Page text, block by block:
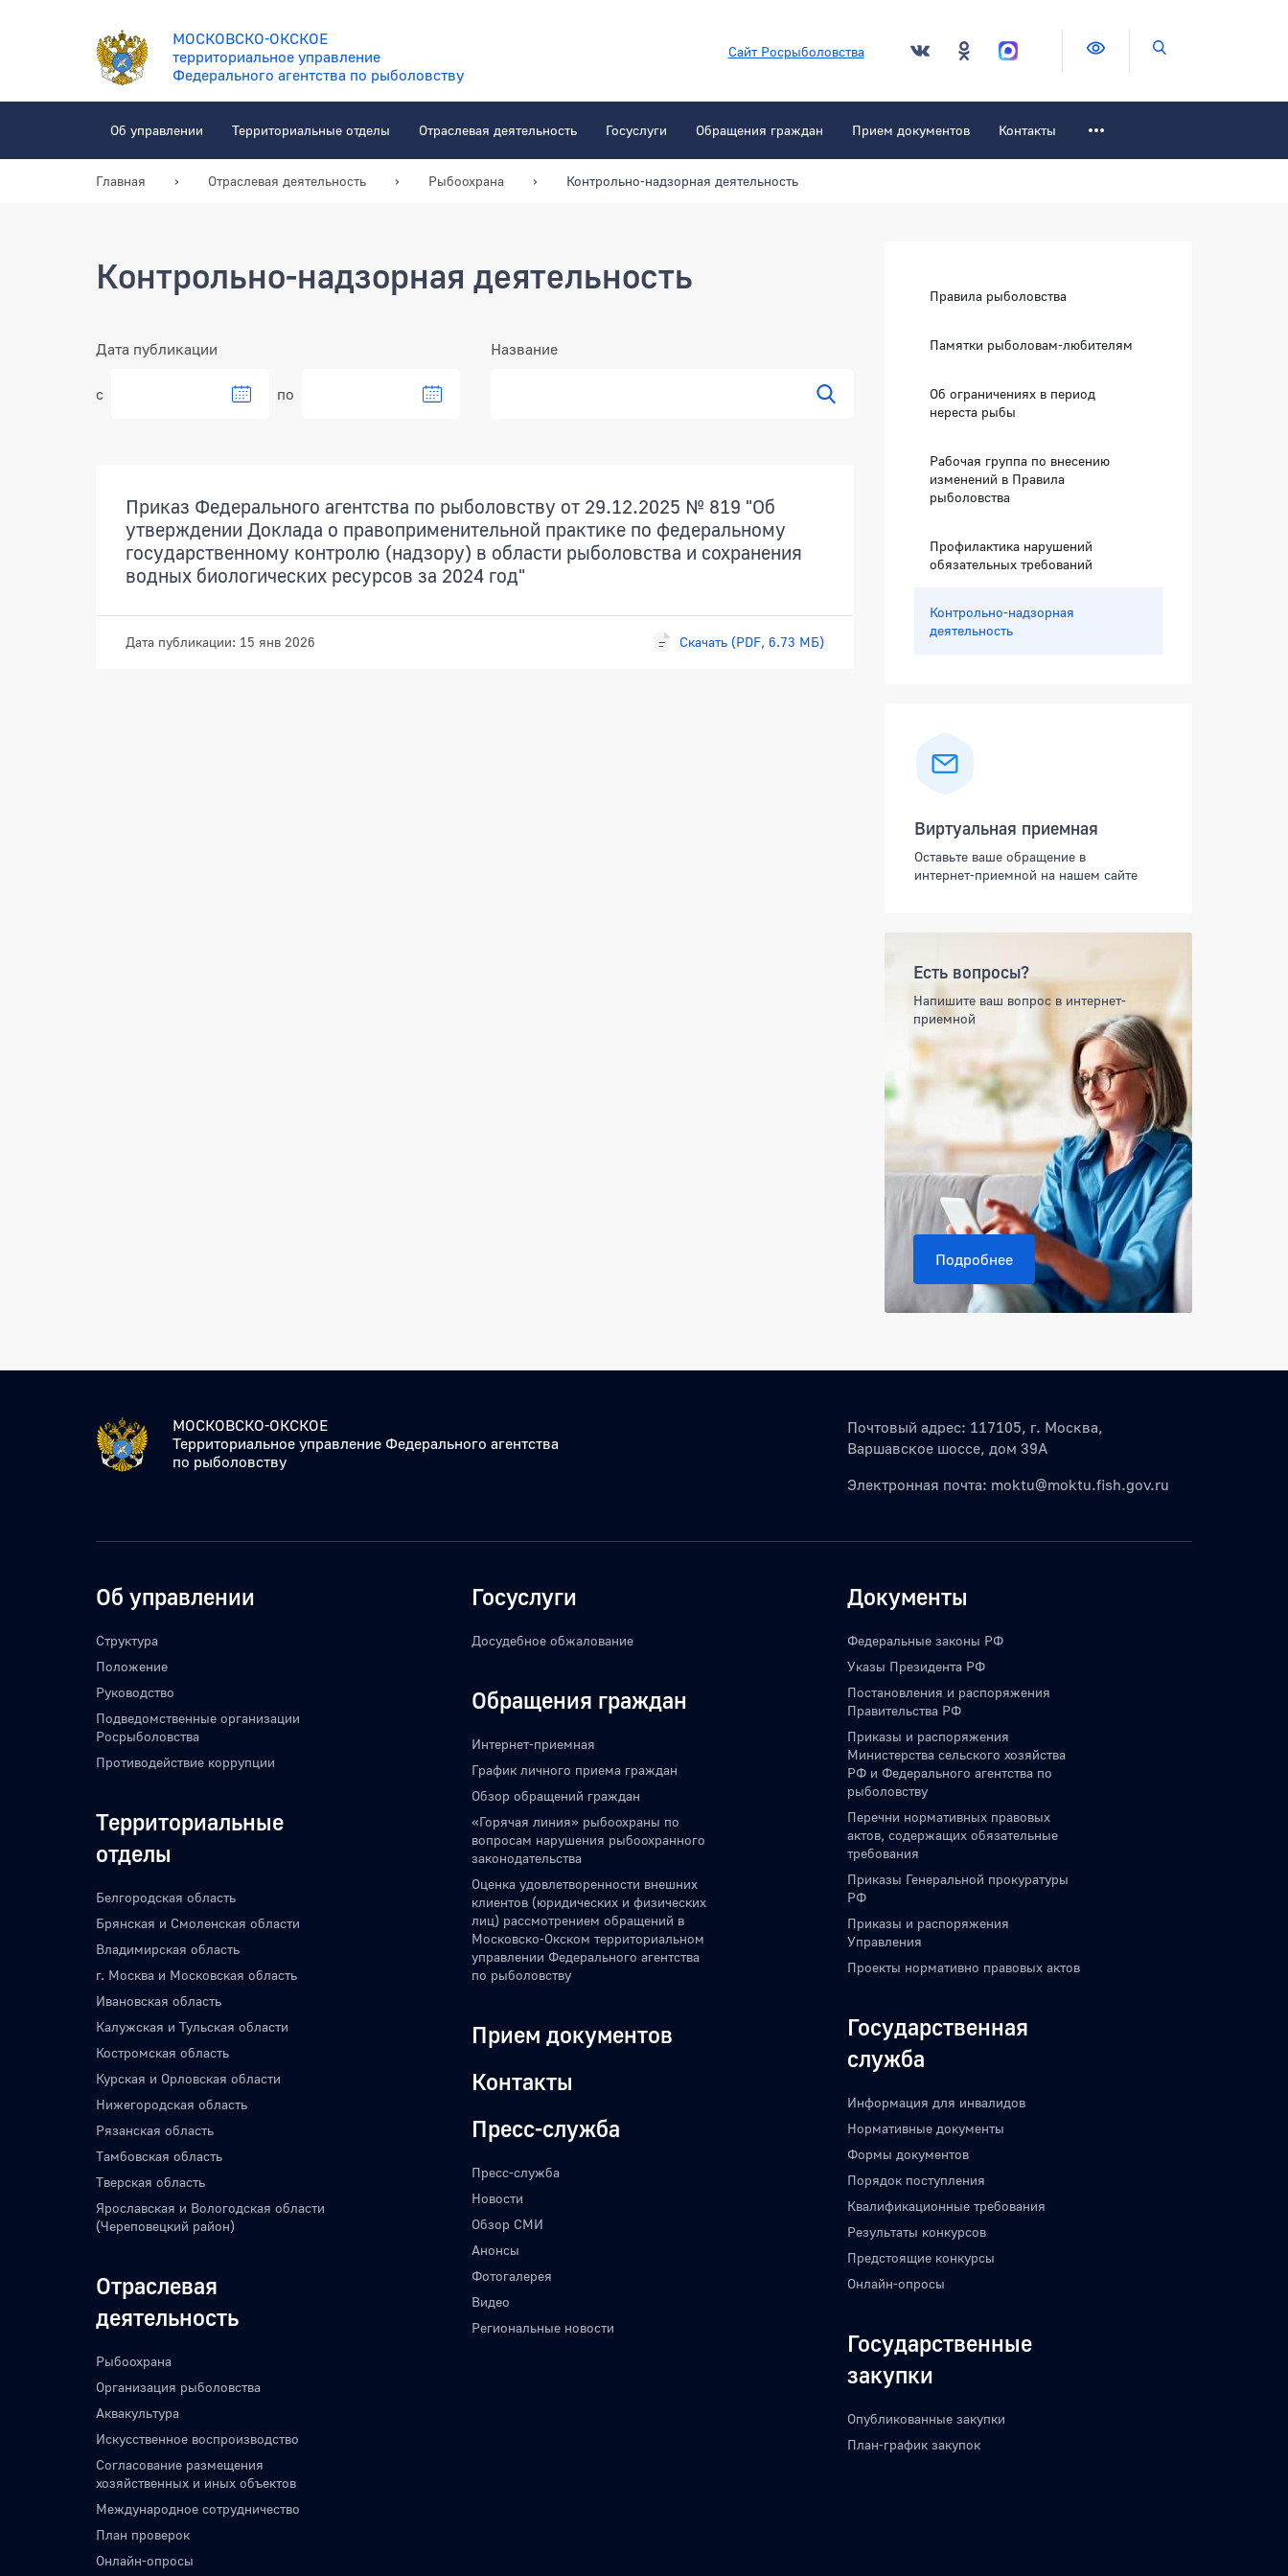
МОСКОВСКО-ОКСКОЕ
территориальное управление
Федерального агентства по рыболовству
Сайт Росрыболовства Версия для слабовидящих
Об управлении Территориальные отделы Отраслевая деятельность Госуслуги Обращения граждан Прием документов Контакты
Главная Отраслевая деятельность Рыбоохрана Контрольно-надзорная деятельность
Контрольно-надзорная деятельность
Фильтр
Дата публикации
с
Выбрать дату в календаре
по
Выбрать дату в календаре
Название
Показать
Приказ Федерального агентства по рыболовству от 29.12.2025 № 819 "Об
утверждении Доклада о правоприменительной практике по федеральному
государственному контролю (надзору) в области рыболовства и сохранения
водных биологических ресурсов за 2024 год"
Дата публикации: 15 янв 2026 Скачать (PDF, 6.73 МБ)
Правила рыболовства
Памятки рыболовам-любителям
Об ограничениях в период
нереста рыбы
Рабочая группа по внесению
изменений в Правила
рыболовства
Профилактика нарушений
обязательных требований
Контрольно-надзорная
деятельность
Виртуальная приемная
Оставьте ваше обращение в
интернет-приемной на нашем сайте
Есть вопросы?
Напишите ваш вопрос в интернет-
приемной
Подробнее
МОСКОВСКО-ОКСКОЕ
Территориальное управление Федерального агентства
по рыболовству
Почтовый адрес: 117105, г. Москва,
Варшавское шоссе, дом 39А
Электронная почта: moktu@moktu.fish.gov.ru
Об управлении
Структура
Положение
Руководство
Подведомственные организации
Росрыболовства
Противодействие коррупции
Территориальные
отделы
Белгородская область
Брянская и Смоленская области
Владимирская область
г. Москва и Московская область
Ивановская область
Калужская и Тульская области
Костромская область
Курская и Орловская области
Нижегородская область
Рязанская область
Тамбовская область
Тверская область
Ярославская и Вологодская области
(Череповецкий район)
Отраслевая
деятельность
Рыбоохрана
Организация рыболовства
Аквакультура
Искусственное воспроизводство
Согласование размещения
хозяйственных и иных объектов
Международное сотрудничество
План проверок
Онлайн-опросы
Госуслуги
Досудебное обжалование
Обращения граждан
Интернет-приемная
График личного приема граждан
Обзор обращений граждан
«Горячая линия» рыбоохраны по
вопросам нарушения рыбоохранного
законодательства
Оценка удовлетворенности внешних
клиентов (юридических и физических
лиц) рассмотрением обращений в
Московско-Окском территориальном
управлении Федерального агентства
по рыболовству
Прием документов
Контакты
Пресс-служба
Пресс-служба
Новости
Обзор СМИ
Анонсы
Фотогалерея
Видео
Региональные новости
Документы
Федеральные законы РФ
Указы Президента РФ
Постановления и распоряжения
Правительства РФ
Приказы и распоряжения
Министерства сельского хозяйства
РФ и Федерального агентства по
рыболовству
Перечни нормативных правовых
актов, содержащих обязательные
требования
Приказы Генеральной прокуратуры
РФ
Приказы и распоряжения
Управления
Проекты нормативно правовых актов
Государственная
служба
Информация для инвалидов
Нормативные документы
Формы документов
Порядок поступления
Квалификационные требования
Результаты конкурсов
Предстоящие конкурсы
Онлайн-опросы
Государственные
закупки
Опубликованные закупки
План-график закупок